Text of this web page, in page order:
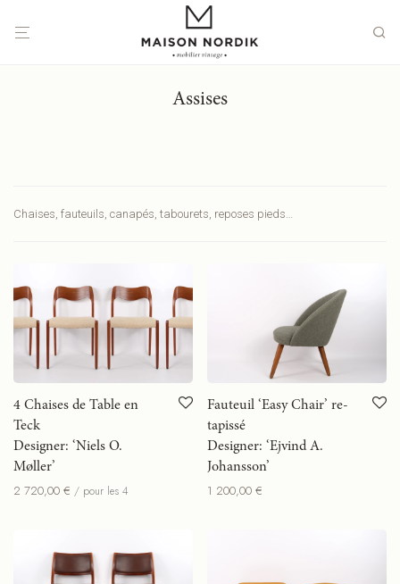
Assises
Chaises, fauteuils, canapés, tabourets, reposes pieds…
4 Chaises de Table en
Teck
Designer: ‘Niels O.
Møller’
2 720,00 € / pour les 4
Fauteuil ‘Easy Chair’ re-
tapissé
Designer: ‘Ejvind A.
Johansson’
1 200,00 €